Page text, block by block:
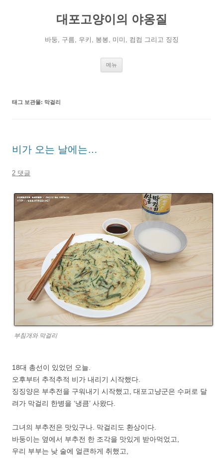
대포고양이의 야옹질
바둥, 구름, 우키, 봉봉, 미미, 컴컴 그리고 징징
메뉴
태그 보관물: 막걸리
비가 오는 날에는…
2 댓글
부침개와 막걸리
18대 총선이 있었던 오늘.
오후부터 추적추적 비가 내리기 시작했다.
징징양은 부추전을 구워내기 시작했고, 대포고냥군은 수퍼로 달
려가 막걸리 한병을 ‘냉큼’ 사왔다.
그녀의 부추전은 맛있구나. 막걸리도 환상이다.
바둥이는 옆에서 부추전 한 조각을 맛있게 받아먹었고,
우리 부부는 낮 술에 얼큰하게 취했고,